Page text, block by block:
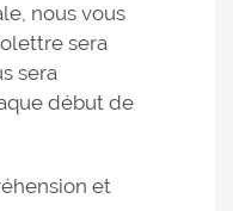
nous vous
sera
sera
début de
et